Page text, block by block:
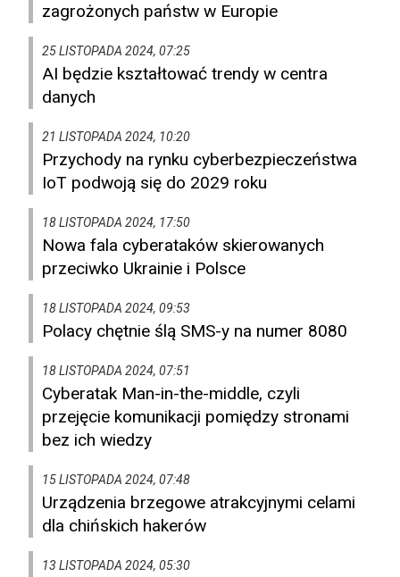
zagrożonych państw w Europie
25 LISTOPADA 2024, 07:25
AI będzie kształtować trendy w centra
danych
21 LISTOPADA 2024, 10:20
Przychody na rynku cyberbezpieczeństwa
IoT podwoją się do 2029 roku
18 LISTOPADA 2024, 17:50
Nowa fala cyberataków skierowanych
przeciwko Ukrainie i Polsce
18 LISTOPADA 2024, 09:53
Polacy chętnie ślą SMS-y na numer 8080
18 LISTOPADA 2024, 07:51
Cyberatak Man-in-the-middle, czyli
przejęcie komunikacji pomiędzy stronami
bez ich wiedzy
15 LISTOPADA 2024, 07:48
Urządzenia brzegowe atrakcyjnymi celami
dla chińskich hakerów
13 LISTOPADA 2024, 05:30